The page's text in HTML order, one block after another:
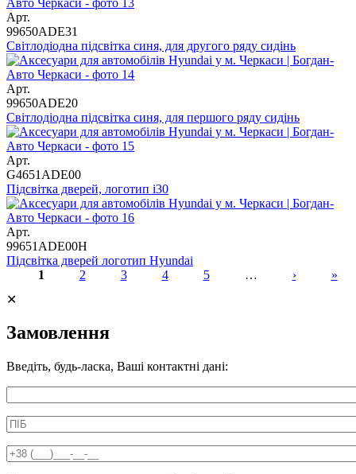
Арт.
99650ADE31
Світлодіодна підсвітка синя, для другого ряду сидінь
Арт.
99650ADE20
Світлодіодна підсвітка синя, для першого ряду сидінь
Арт.
G4651ADE00
Підсвітка дверей, логотип i30
Арт.
99651ADE00H
Підсвітка дверей логотип Hyundai
Сторінки
1 2 3 4 5 … ›
»
✕
Замовлення
Введіть, будь-ласка, Ваші контактні дані:
ПІБ
Телефон